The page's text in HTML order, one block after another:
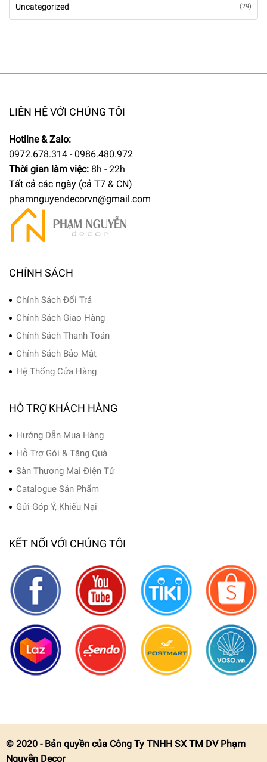
Uncategorized (29)
LIÊN HỆ VỚI CHÚNG TÔI
Hotline & Zalo:
0972.678.314 - 0986.480.972
Thời gian làm việc: 8h - 22h
Tất cả các ngày (cả T7 & CN)
phamnguyendecorvn@gmail.com
CHÍNH SÁCH
Chính Sách Đổi Trả
Chính Sách Giao Hàng
Chính Sách Thanh Toán
Chính Sách Bảo Mật
Hệ Thống Cửa Hàng
HỖ TRỢ KHÁCH HÀNG
Hướng Dẫn Mua Hàng
Hỗ Trợ Gói & Tặng Quà
Sàn Thương Mại Điện Tử
Catalogue Sản Phẩm
Gửi Góp Ý, Khiếu Nại
KẾT NỐI VỚI CHÚNG TÔI
© 2020 - Bản quyền của Công Ty TNHH SX TM DV Phạm
Nguyễn Decor